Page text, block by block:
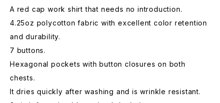
A red cap work shirt that needs no introduction.
4.25oz polycotton fabric with excellent color retention
and durability.
7 buttons.
Hexagonal pockets with button closures on both
chests.
It dries quickly after washing and is wrinkle resistant.